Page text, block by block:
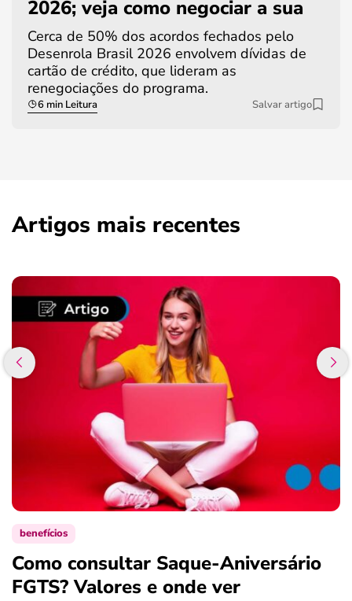
2026; veja como negociar a sua
Cerca de 50% dos acordos fechados pelo
Desenrola Brasil 2026 envolvem dívidas de
cartão de crédito, que lideram as
renegociações do programa.
6 min Leitura Salvar artigo
Artigos mais recentes
benefícios
Como consultar Saque-Aniversário
FGTS? Valores e onde ver